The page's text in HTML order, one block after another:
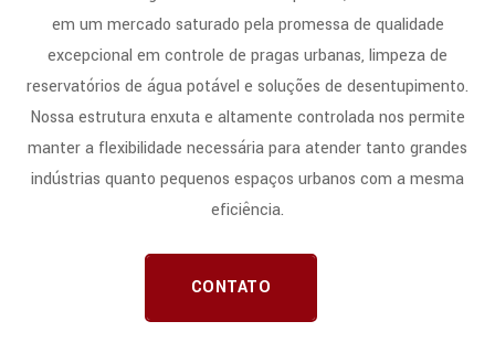
em um mercado saturado pela promessa de qualidade
excepcional em controle de pragas urbanas, limpeza de
reservatórios de água potável e soluções de desentupimento.
Nossa estrutura enxuta e altamente controlada nos permite
manter a flexibilidade necessária para atender tanto grandes
indústrias quanto pequenos espaços urbanos com a mesma
eficiência.
CONTATO